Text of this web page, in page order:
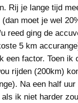
Rij je lange tijd
moet je wel
reed ging de
5 km
een factor. Toen ik
rijden (200km)
Na een half
ik niet harder